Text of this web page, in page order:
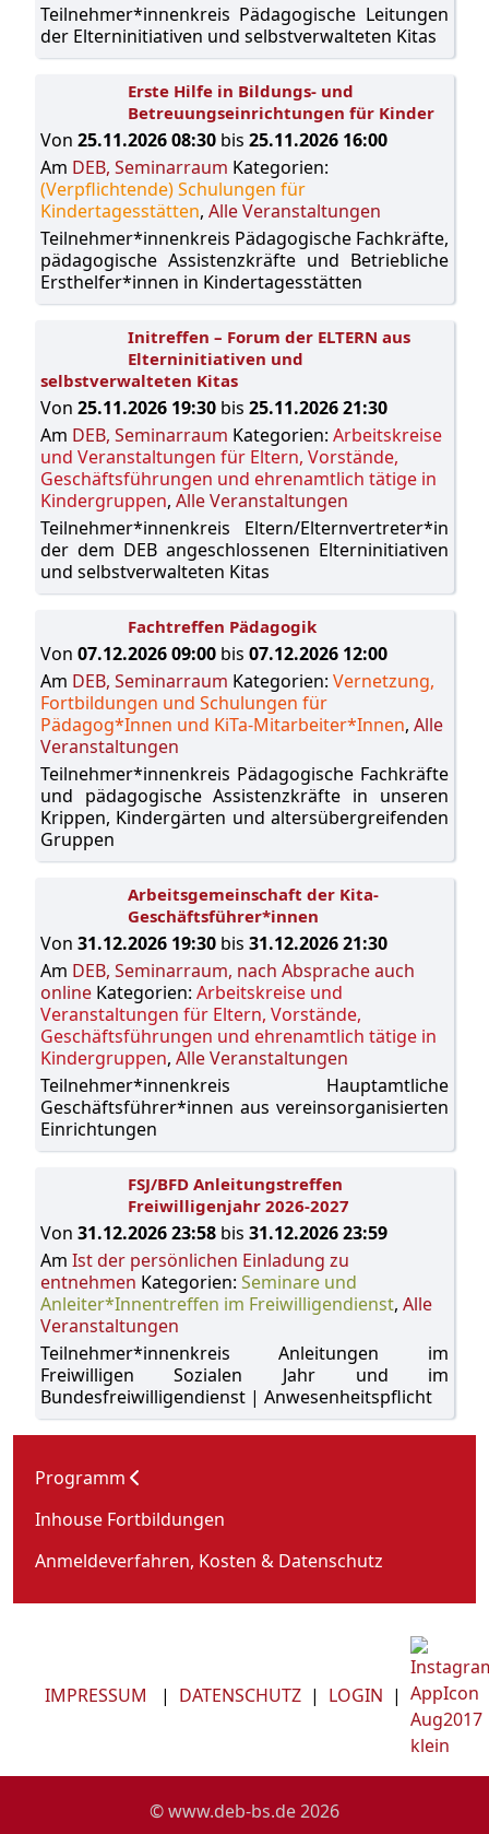
Teilnehmer*innenkreis Pädagogische Leitungen
der Elterninitiativen und selbstverwalteten Kitas
Erste Hilfe in Bildungs- und
Betreuungseinrichtungen für Kinder
Von 25.11.2026 08:30 bis 25.11.2026 16:00
Am DEB, Seminarraum Kategorien:
(Verpflichtende) Schulungen für
Kindertagesstätten, Alle Veranstaltungen
Teilnehmer*innenkreis Pädagogische Fachkräfte,
pädagogische Assistenzkräfte und Betriebliche
Ersthelfer*innen in Kindertagesstätten
Initreffen – Forum der ELTERN aus
Elterninitiativen und
selbstverwalteten Kitas
Von 25.11.2026 19:30 bis 25.11.2026 21:30
Am DEB, Seminarraum Kategorien: Arbeitskreise
und Veranstaltungen für Eltern, Vorstände,
Geschäftsführungen und ehrenamtlich tätige in
Kindergruppen, Alle Veranstaltungen
Teilnehmer*innenkreis Eltern/Elternvertreter*in
der dem DEB angeschlossenen Elterninitiativen
und selbstverwalteten Kitas
Fachtreffen Pädagogik
Von 07.12.2026 09:00 bis 07.12.2026 12:00
Am DEB, Seminarraum Kategorien: Vernetzung,
Fortbildungen und Schulungen für
Pädagog*Innen und KiTa-Mitarbeiter*Innen, Alle
Veranstaltungen
Teilnehmer*innenkreis Pädagogische Fachkräfte
und pädagogische Assistenzkräfte in unseren
Krippen, Kindergärten und altersübergreifenden
Gruppen
Arbeitsgemeinschaft der Kita-
Geschäftsführer*innen
Von 31.12.2026 19:30 bis 31.12.2026 21:30
Am DEB, Seminarraum, nach Absprache auch
online Kategorien: Arbeitskreise und
Veranstaltungen für Eltern, Vorstände,
Geschäftsführungen und ehrenamtlich tätige in
Kindergruppen, Alle Veranstaltungen
Teilnehmer*innenkreis Hauptamtliche
Geschäftsführer*innen aus vereinsorganisierten
Einrichtungen
FSJ/BFD Anleitungstreffen
Freiwilligenjahr 2026-2027
Von 31.12.2026 23:58 bis 31.12.2026 23:59
Am Ist der persönlichen Einladung zu
entnehmen Kategorien: Seminare und
Anleiter*Innentreffen im Freiwilligendienst, Alle
Veranstaltungen
Teilnehmer*innenkreis Anleitungen im
Freiwilligen Sozialen Jahr und im
Bundesfreiwilligendienst | Anwesenheitspflicht
Programm
Inhouse Fortbildungen
Anmeldeverfahren, Kosten & Datenschutz
IMPRESSUM | DATENSCHUTZ| LOGIN |
© www.deb-bs.de 2026